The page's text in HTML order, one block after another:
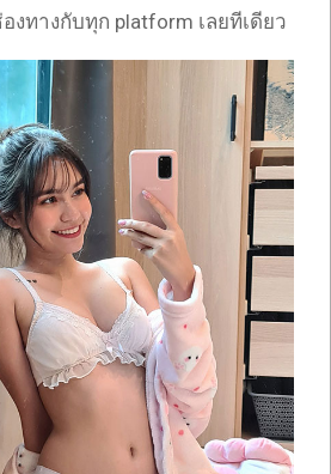
งทางกับทุก platform เลยทีเดียว